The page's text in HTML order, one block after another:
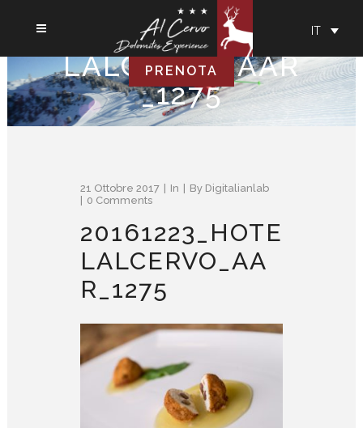
IT
20161223_HOTE
LALCERVO_AAR
_1275
21 Ottobre 2017 In By Digitalianlab
0 Comments
20161223_HOTE
LALCERVO_AA
R_1275
PRENOTA